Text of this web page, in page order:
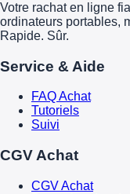
Votre rachat en ligne
ordinateurs portables,
Rapide. Sûr.
Service & Aide
FAQ Achat
Tutoriels
Suivi
CGV Achat
CGV Achat